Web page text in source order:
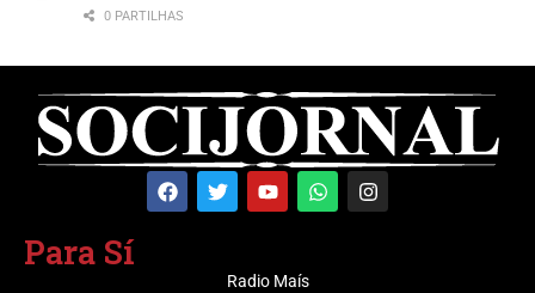
0 PARTILHAS
Para Sí
Radio Maís